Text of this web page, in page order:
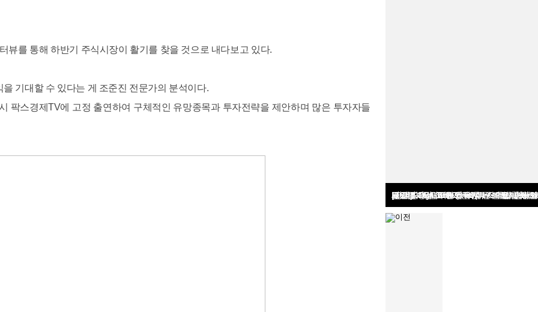
뷰를 통해 하반기 주식시장이 활기를 찾을 것으로 내다보고 있다.
기대할 수 있다는 게 조준진 전문가의 분석이다.
팍스경제TV에 고정 출연하여 구체적인 유망종목과 투자전략을 제안하며 많은 투자자들
외교부, '국립외교원 60주년 기념식' 개최